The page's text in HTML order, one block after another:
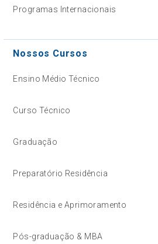
Programas Internacionais
Nossos Cursos
Ensino Médio Técnico
Curso Técnico
Graduação
Preparatório Residência
Residência e Aprimoramento
Pós-graduação & MBA